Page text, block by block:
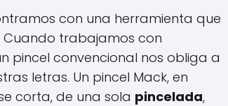
con una herramienta que
Cuando trabajamos con
pincel convencional nos obliga a
letras. Un pincel Mack, en
corta, de una sola pincelada,